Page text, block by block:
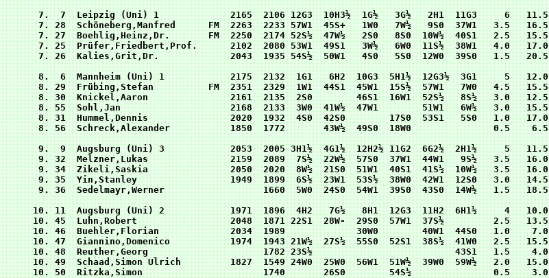
7.  7  Leipzig (Uni) 1             2165  2106 12G3  10H3½  1G½   3G½   2H1  11G3     6   11.5
7. 28  Schöneberg,Manfred      FM  2263  2233 57W1  45S+   1W0   7W½   9S0  37W1   3.5   16.5
7. 27  Boehlig,Heinz,Dr.       FM  2250  2174 52S½  47W½   2S0   8S0  10W½  40S1   2.5   15.5
7. 25  Prüfer,Friedbert,Prof.      2102  2080 53W1  49S1   3W½   6W0  11S½  38W1   4.0   17.0
7. 26  Kalies,Grit,Dr.             2043  1935 54S½  50W1   4S0   5S0  12W0  39S0   1.5   20.5
8.  6  Mannheim (Uni) 1            2175  2132  1G1   6H2  10G3  5H1½  12G3½  3G1     5   12.0
8. 29  Frübing,Stefan          FM  2351  2329  1W1  44S1  45W1  15S½  57W1   7W0   4.5   15.5
8. 30  Knickel,Aaron               2161  2135  2S0        46S1  16W1  52S½   8S½   3.0   12.5
8. 55  Sohl,Jan                    2168  2133  3W0  41W½  47W1        51W1   6W½   3.0   15.5
8. 31  Hummel,Dennis               2020  1932  4S0  42S0        17S0  53S1   5S0   1.0   17.0
8. 56  Schreck,Alexander           1850  1772       43W½  49S0  18W0               0.5    6.5
9.  9  Augsburg (Uni) 3            2053  2005 3H1½  4G1½  12H2½ 11G2  6G2½  2H1½     5   11.5
9. 32  Melzner,Lukas               2159  2089  7S½  22W½  57S0  37W1  44W1   9S½   3.5   16.0
9. 34  Zikeli,Saskia               2050  2020  8W½  21S0  51W1  40S1  41S½  10W½   3.5   16.0
9. 35  Yin,Stanley                 1949  1899  6S½  23W1  53S½  38W0  42W1  12S0   3.0   14.5
9. 36  Sedelmayr,Werner                  1660  5W0  24S0  54W1  39S0  43S0  14W½   1.5   18.5
10. 11  Augsburg (Uni) 2            1971  1896  4H2   7G½   8H1  12G3  11H2  6H1½     4   10.0
10. 45  Luhn,Robert                 2048  1871 22S1  28W-  29S0  57W1  37S½         2.5   13.5
10. 46  Buehler,Florian             2034  1989             30W0        40W1  44S0   1.0    7.0
10. 47  Giannino,Domenico           1974  1943 21W½  27S½  55S0  52S1  38S½  41W0   2.5   15.5
10. 48  Reuther,Georg                     1782 23S½                          43S1   1.5    4.0
10. 49  Schaad,Simon Ulrich         1827  1549 24W0  25W0  56W1  51W½  39W0  59W½   2.0   15.0
10. 50  Ritzka,Simon                      1740       26S0        54S½               0.5    3.0